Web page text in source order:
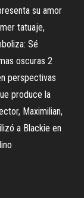
su amor
tatuaje,
Sé
oscuras 2
perspectivas
produce la
Maximilian,
a Blackie en